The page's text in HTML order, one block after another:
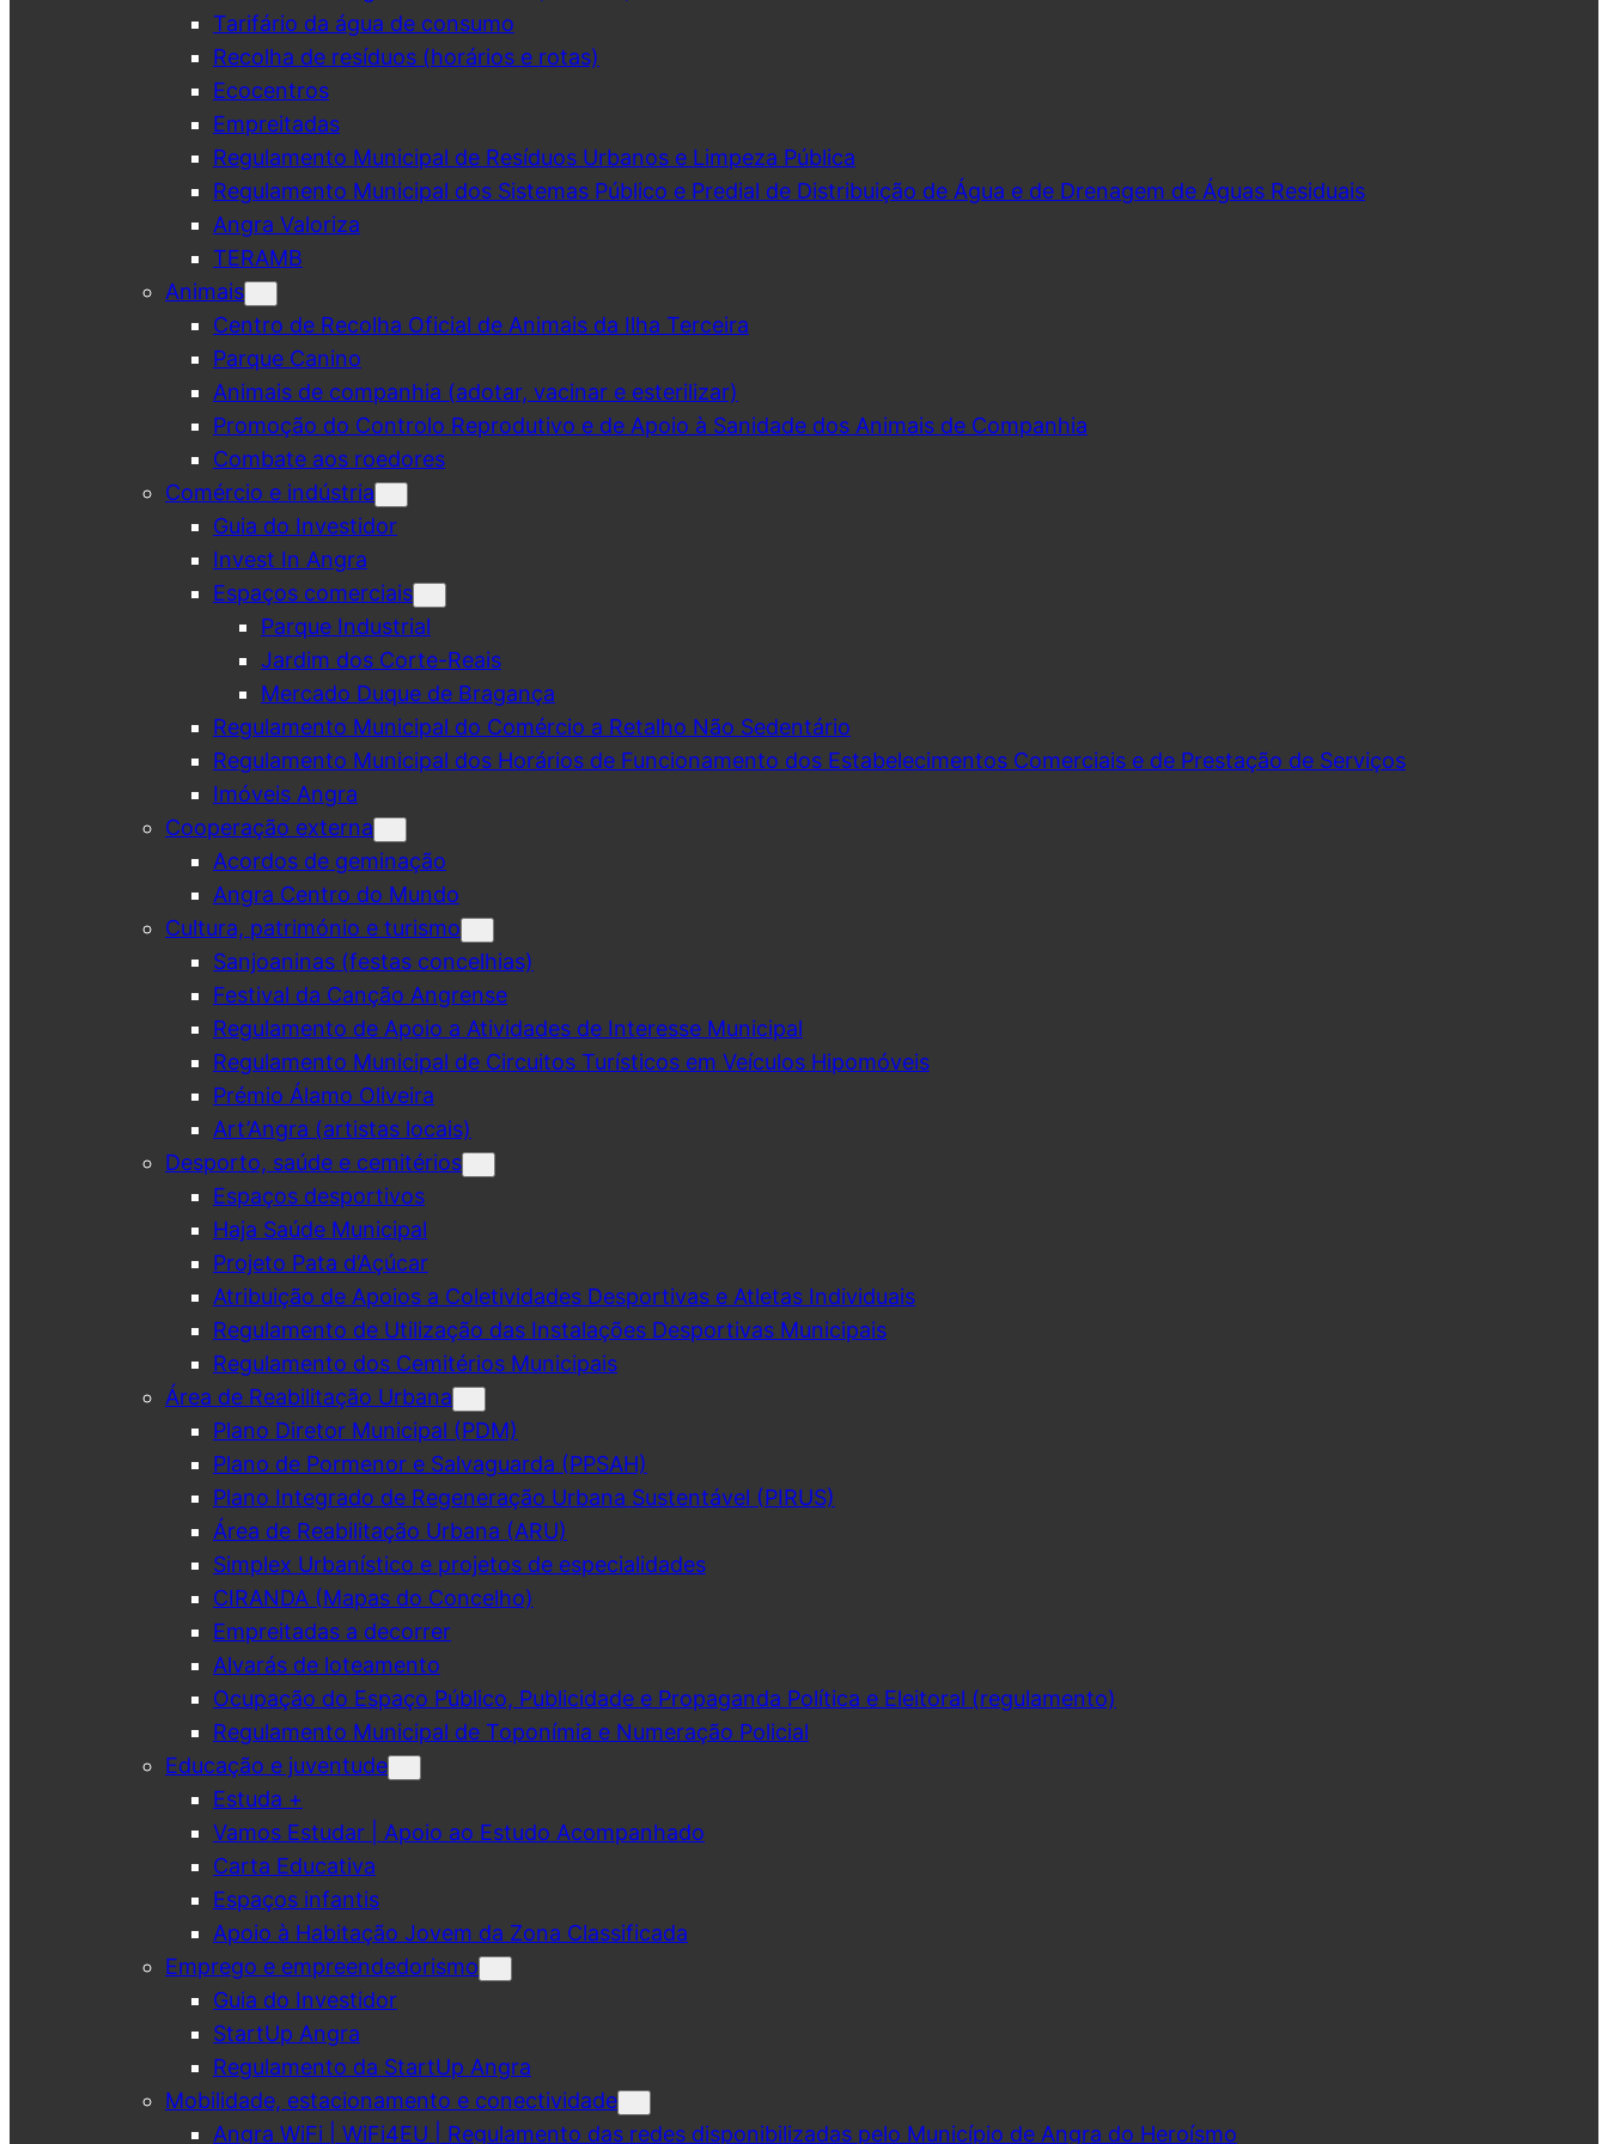
Tarifário da água de consumo
Recolha de resíduos (horários e rotas)
Ecocentros
Empreitadas
Regulamento Municipal de Resíduos Urbanos e Limpeza Pública
Regulamento Municipal dos Sistemas Público e Predial de Distribuição de Água e de Drenagem de Águas Residuais
Angra Valoriza
TERAMB
Animais
Centro de Recolha Oficial de Animais da Ilha Terceira
Parque Canino
Animais de companhia (adotar, vacinar e esterilizar)
Promoção do Controlo Reprodutivo e de Apoio à Sanidade dos Animais de Companhia
Combate aos roedores
Comércio e indústria
Guia do Investidor
Invest In Angra
Espaços comerciais
Parque Industrial
Jardim dos Corte-Reais
Mercado Duque de Bragança
Regulamento Municipal do Comércio a Retalho Não Sedentário
Regulamento Municipal dos Horários de Funcionamento dos Estabelecimentos Comerciais e de Prestação de Serviços
Imóveis Angra
Cooperação externa
Acordos de geminação
Angra Centro do Mundo
Cultura, património e turismo
Sanjoaninas (festas concelhias)
Festival da Canção Angrense
Regulamento de Apoio a Atividades de Interesse Municipal
Regulamento Municipal de Circuitos Turísticos em Veículos Hipomóveis
Prémio Álamo Oliveira
Art’Angra (artistas locais)
Desporto, saúde e cemitérios
Espaços desportivos
Haja Saúde Municipal
Projeto Pata d’Açúcar
Atribuição de Apoios a Coletividades Desportivas e Atletas Individuais
Regulamento de Utilização das Instalações Desportivas Municipais
Regulamento dos Cemitérios Municipais
Área de Reabilitação Urbana
Plano Diretor Municipal (PDM)
Plano de Pormenor e Salvaguarda (PPSAH)
Plano Integrado de Regeneração Urbana Sustentável (PIRUS)
Área de Reabilitação Urbana (ARU)
Simplex Urbanístico e projetos de especialidades
CIRANDA (Mapas do Concelho)
Empreitadas a decorrer
Alvarás de loteamento
Ocupação do Espaço Público, Publicidade e Propaganda Política e Eleitoral (regulamento)
Regulamento Municipal de Toponímia e Numeração Policial
Educação e juventude
Estuda +
Vamos Estudar | Apoio ao Estudo Acompanhado
Carta Educativa
Espaços infantis
Apoio à Habitação Jovem da Zona Classificada
Emprego e empreendedorismo
Guia do Investidor
StartUp Angra
Regulamento da StartUp Angra
Mobilidade, estacionamento e conectividade
Angra WiFi | WiFi4EU | Regulamento das redes disponibilizadas pelo Município de Angra do Heroísmo